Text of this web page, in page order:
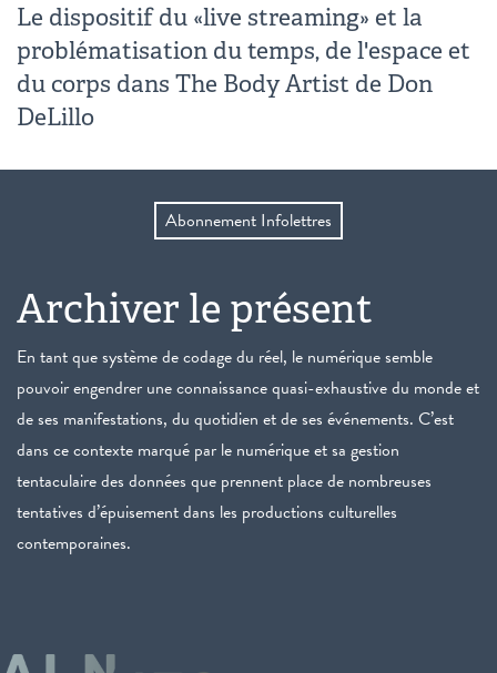
Le dispositif du «live streaming» et la
problématisation du temps, de l'espace et
du corps dans The Body Artist de Don
DeLillo
Abonnement Infolettres
Archiver le présent
En tant que système de codage du réel, le numérique semble
pouvoir engendrer une connaissance quasi-exhaustive du monde et
de ses manifestations, du quotidien et de ses événements. C’est
dans ce contexte marqué par le numérique et sa gestion
tentaculaire des données que prennent place de nombreuses
tentatives d’épuisement dans les productions culturelles
contemporaines.